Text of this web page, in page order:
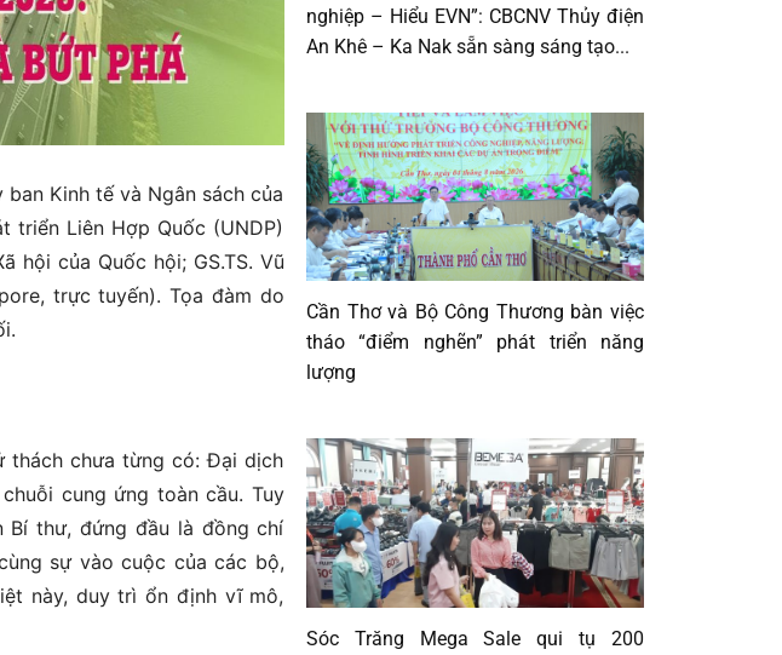
Kinh tế và Ngân sách của
triển Liên Hợp Quốc (UNDP)
hội của Quốc hội; GS.TS. Vũ
trực tuyến). Tọa đàm do
thách chưa từng có: Đại dịch
cung ứng toàn cầu. Tuy
Bí thư, đứng đầu là đồng chí
sự vào cuộc của các bộ,
này, duy trì ổn định vĩ mô,
nghiệp – Hiểu EVN”: CBCNV Thủy điện
An Khê – Ka Nak sẵn sàng sáng tạo...
Cần Thơ và Bộ Công Thương bàn việc
tháo “điểm nghẽn” phát triển năng
lượng
Sóc Trăng Mega Sale qui tụ 200